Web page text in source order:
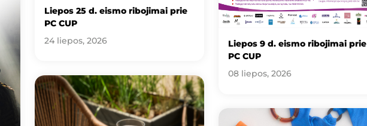
Liepos 25 d. eismo ribojimai prie
PC CUP
24 liepos, 2026
Liepos 9 d. eismo ribojimai prie
PC CUP
08 liepos, 2026